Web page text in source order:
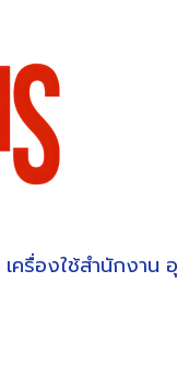
เครื่องใช้สำนักงาน